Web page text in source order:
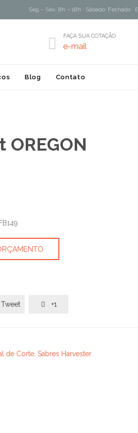
Seg – Sex: 8h – 18h · Sábado: Fechado
 FAÇA SUA COTAÇÃO
e-mail
Blog Contato
Tweet  +1
de Corte, Sabres Harvester